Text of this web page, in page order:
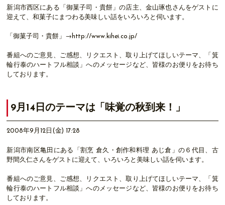
新潟市西区にある「御菓子司・貴餅」の店主、金山琢也さんをゲストに
迎えて、和菓子にまつわる美味しい話をいろいろと伺います。
「御菓子司・貴餅」→http://www.kihei.co.jp/
番組へのご意見、ご感想、リクエスト、取り上げてほしいテーマ、「箕
輪行泰のハートフル相談」へのメッセージなど、皆様のお便りをお待ち
しております。
9月14日のテーマは「味覚の秋到来！」
2008年9月12日(金) 17:28
新潟市南区亀田にある「割烹 倉久・創作和料理 あじ倉」の６代目、古
野間久仁さんをゲストに迎えて、いろいろと美味しい話を伺います。
番組へのご意見、ご感想、リクエスト、取り上げてほしいテーマ、「箕
輪行泰のハートフル相談」へのメッセージなど、皆様のお便りをお待ち
しております。